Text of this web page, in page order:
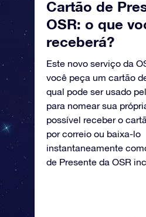
Cartão de
OSR: o que
receberá?
Este novo serviço da
você peça um cartão
qual pode ser usado
para nomear sua
possível receber o
por correio ou baixa-lo
instantaneamente
de Presente da OSR